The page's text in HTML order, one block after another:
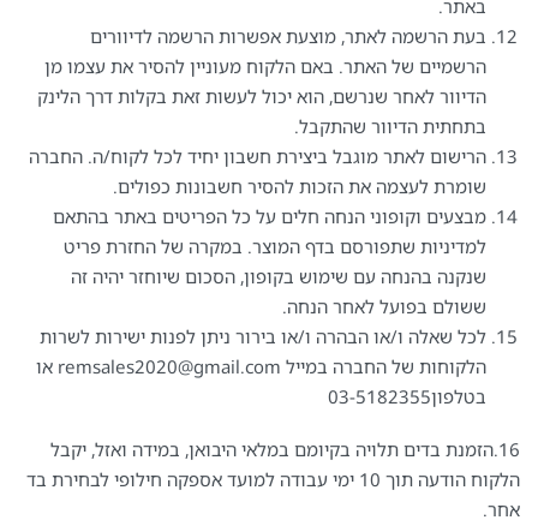
באתר.
בעת הרשמה לאתר, מוצעת אפשרות הרשמה לדיוורים
הרשמיים של האתר. באם הלקוח מעוניין להסיר את עצמו מן
הדיוור לאחר שנרשם, הוא יכול לעשות זאת בקלות דרך הלינק
בתחתית הדיוור שהתקבל.
הרישום לאתר מוגבל ביצירת חשבון יחיד לכל לקוח/ה. החברה
שומרת לעצמה את הזכות להסיר חשבונות כפולים.
מבצעים וקופוני הנחה חלים על כל הפריטים באתר בהתאם
למדיניות שתפורסם בדף המוצר. במקרה של החזרת פריט
שנקנה בהנחה עם שימוש בקופון, הסכום שיוחזר יהיה זה
ששולם בפועל לאחר הנחה.
לכל שאלה ו/או הבהרה ו/או בירור ניתן לפנות ישירות לשרות
הלקוחות של החברה במייל remsales2020@gmail.com או
בטלפון03-5182355
16.הזמנת בדים תלויה בקיומם במלאי היבואן, במידה ואזל, יקבל
הלקוח הודעה תוך 10 ימי עבודה למועד אספקה חילופי לבחירת בד
אחר.